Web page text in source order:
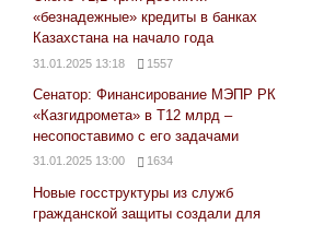
«безнадежные» кредиты в банках
Казахстана на начало года
31.01.2025 13:18 1557
Сенатор: Финансирование МЭПР РК
«Казгидромета» в Т12 млрд –
несопоставимо с его задачами
31.01.2025 13:00 1634
Новые госструктуры из служб
гражданской защиты создали для